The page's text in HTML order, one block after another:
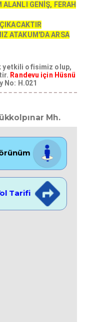
GENİŞ, FERAH
ATAKUM'DA ARSA
yetkili ofisimiz olup,
Randevu için Hüsnü
No: H.021
Mh.
Tarifi